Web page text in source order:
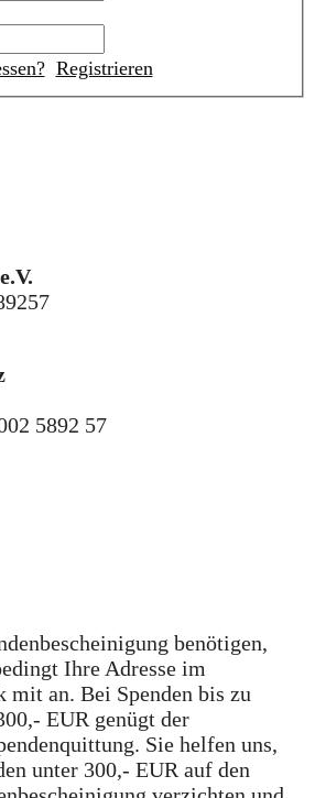
Registrieren
5892 57
benötigen,
Ihre Adresse im
mit an. Bei Spenden bis zu
EUR genügt der
Sie helfen uns,
unter 300,- EUR auf den